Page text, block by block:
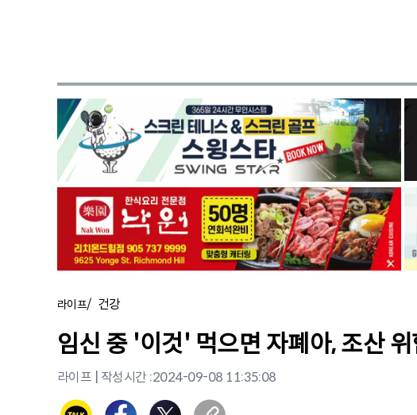
라이프/ 건강
임신 중 '이것' 먹으면 자폐아, 조산 위
라이프 | 작성시간 :2024-09-08 11:35:08